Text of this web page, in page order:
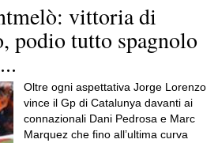
vittoria di
podio tutto spagnolo
Oltre ogni aspettativa Jorge Lorenzo
vince il Gp di Catalunya davanti ai
connazionali Dani Pedrosa e Marc
Marquez che fino all’ultima curva